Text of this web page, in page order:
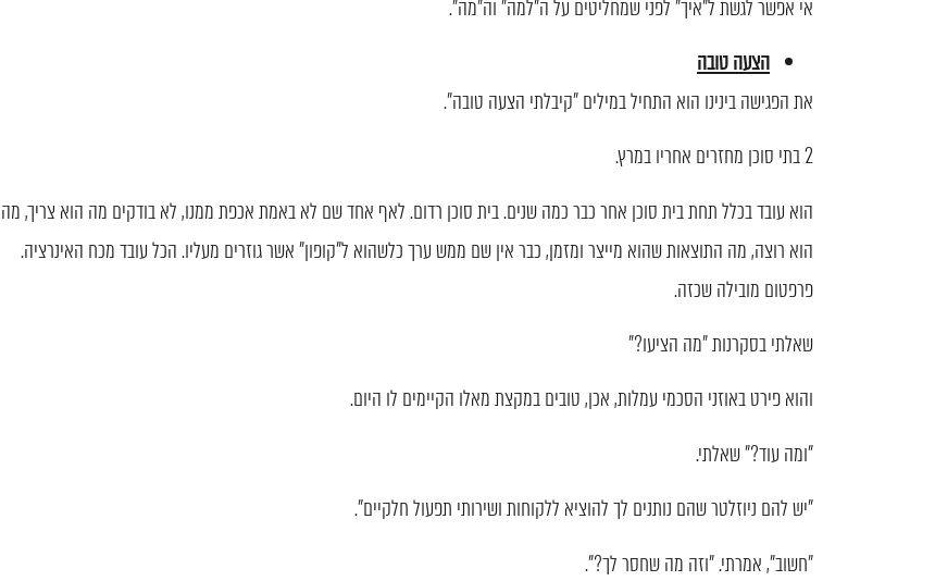
אי אפשר לגשת ל"איך" לפני שמחליטים על ה"למה" וה"מה".
הצעה טובה
את הפגישה בינינו הוא התחיל במילים "קיבלתי הצעה טובה".
2 בתי סוכן מחזרים אחריו במרץ.
הוא עובד בכלל תחת בית סוכן אחר כבר כמה שנים. בית סוכן רדום. לאף אחד שם לא באמת אכפת ממנו, לא בודקים מה הוא צריך, מה
הוא רוצה, מה התוצאות שהוא מייצר ומזמן, כבר אין שם ממש ערך כלשהוא ל"קופון" אשר גוזרים מעליו. הכל עובד מכח האינרציה.
פרפטום מובילה שכזה.
שאלתי בסקרנות "מה הציעו?"
והוא פירט באוזני הסכמי עמלות, אכן, טובים במקצת מאלו הקיימים לו היום.
"ומה עוד?" שאלתי.
"יש להם ניוזלטר שהם נותנים לך להוציא ללקוחות ושירותי תפעול חלקיים".
"חשוב", אמרתי. "וזה מה שחסר לך?".